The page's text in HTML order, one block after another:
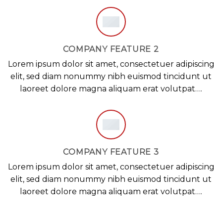
COMPANY FEATURE 2
Lorem ipsum dolor sit amet, consectetuer adipiscing
elit, sed diam nonummy nibh euismod tincidunt ut
laoreet dolore magna aliquam erat volutpat….
COMPANY FEATURE 3
Lorem ipsum dolor sit amet, consectetuer adipiscing
elit, sed diam nonummy nibh euismod tincidunt ut
laoreet dolore magna aliquam erat volutpat….